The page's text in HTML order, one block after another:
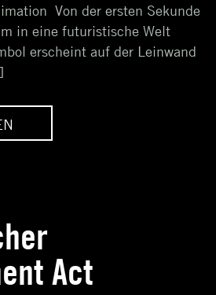
Von der ersten Sekunde
in eine futuristische Welt
erscheint auf der Leinwand
Act